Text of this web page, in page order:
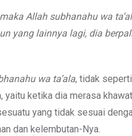
Allah subhanahu wa
yang lainnya lagi, dia
wa ta’ala, tidak
yaitu ketika dia merasa
yang tidak sesuai
dan kelembutan-Nya.